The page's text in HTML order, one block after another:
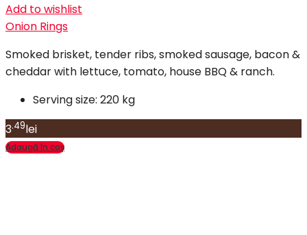
Add to wishlist
Onion Rings
Smoked brisket, tender ribs, smoked sausage, bacon &
cheddar with lettuce, tomato, house BBQ & ranch.
Serving size: 220 kg
3.49lei
Adaugă în coș